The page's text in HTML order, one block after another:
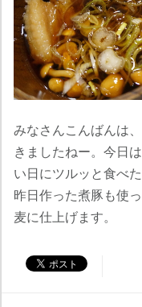
みなさんこんばんは
きましたねー。今日は
い日にツルッと食べ
昨日作った煮豚も使
麦に仕上げます。